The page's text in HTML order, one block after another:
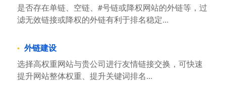
是否存在单链、空链、#号链或降权网站的外链等，过
滤无效链接或降权的外链有利于排名稳定...
外链建设
选择高权重网站与贵公司进行友情链接交换，可快速
提升网站整体权重、提升关键词排名...